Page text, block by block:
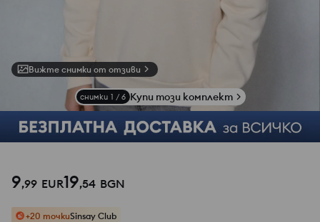
Вижте снимки от отзиви
снимки 1 / 6 Купи този комплект
9,99 EUR19,54 BGN
+20 точкиSinsay Club